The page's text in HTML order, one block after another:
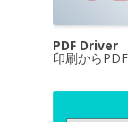
PDF Driver
印刷から